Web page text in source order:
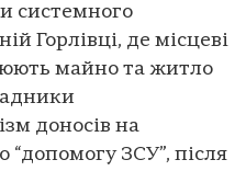
системного
Горлівці, де місцеві
майно та житло
доносів на
“допомогу ЗСУ”, після